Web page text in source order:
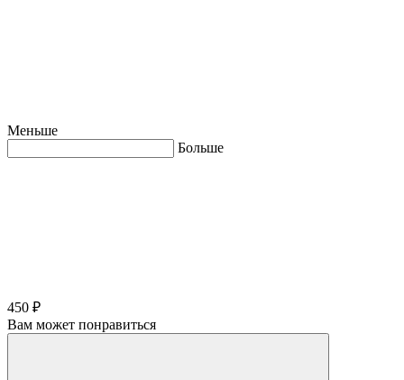
Меньше
Больше
450 ₽
Вам может понравиться